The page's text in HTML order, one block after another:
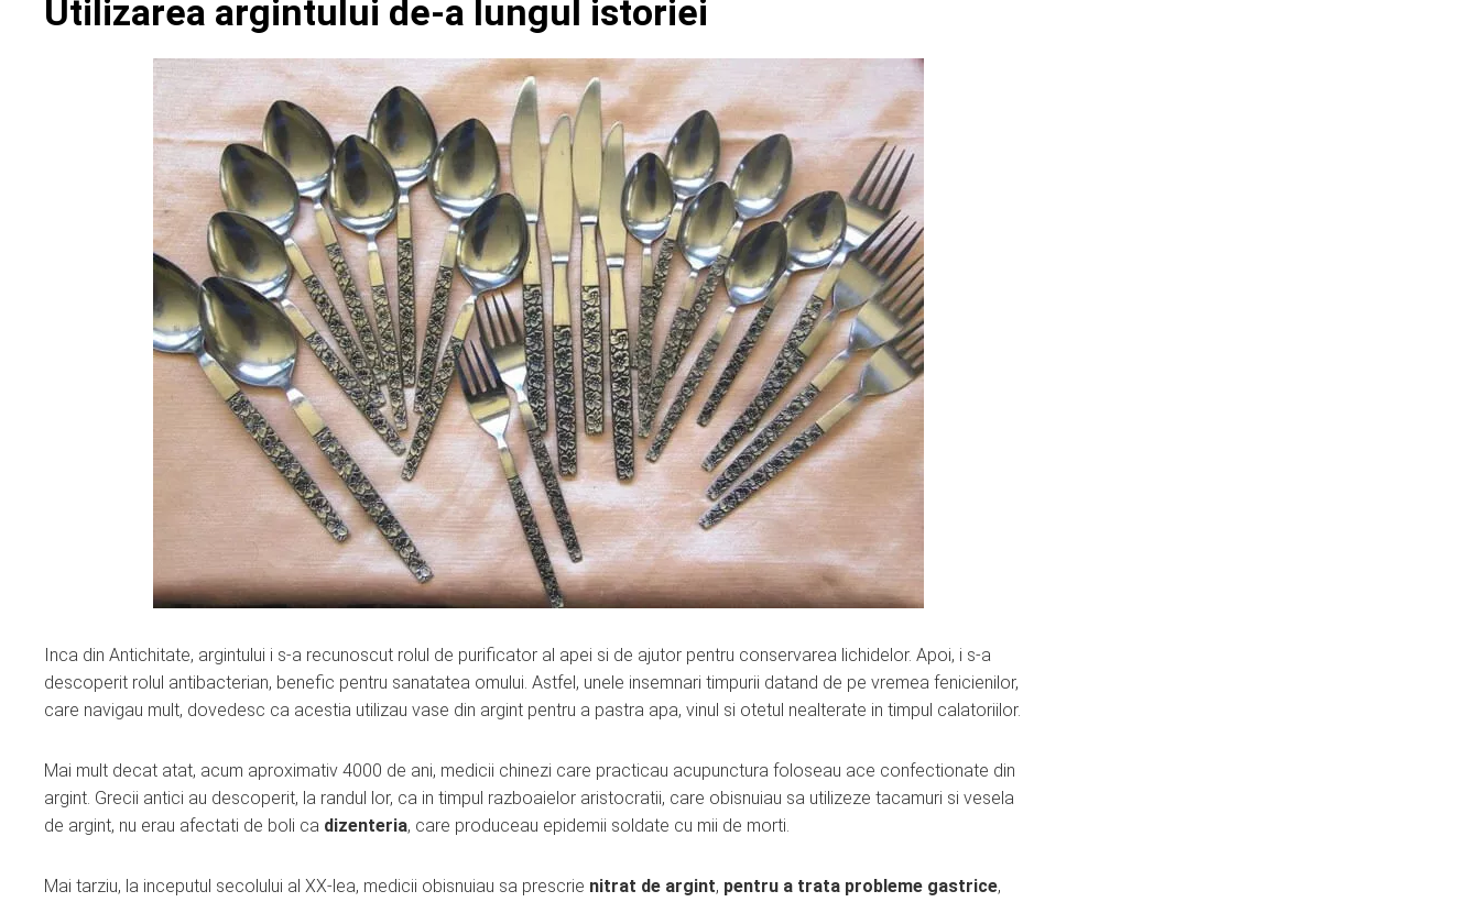
Utilizarea argintului de-a lungul istoriei
Inca din Antichitate, argintului i s-a recunoscut rolul de purificator al apei si de ajutor pentru conservarea lichidelor. Apoi, i s-a
descoperit rolul antibacterian, benefic pentru sanatatea omului. Astfel, unele insemnari timpurii datand de pe vremea fenicienilor,
care navigau mult, dovedesc ca acestia utilizau vase din argint pentru a pastra apa, vinul si otetul nealterate in timpul calatoriilor.
Mai mult decat atat, acum aproximativ 4000 de ani, medicii chinezi care practicau acupunctura foloseau ace confectionate din
argint. Grecii antici au descoperit, la randul lor, ca in timpul razboaielor aristocratii, care obisnuiau sa utilizeze tacamuri si vesela
de argint, nu erau afectati de boli ca dizenteria, care produceau epidemii soldate cu mii de morti.
Mai tarziu, la inceputul secolului al XX-lea, medicii obisnuiau sa prescrie nitrat de argint, pentru a trata probleme gastrice,